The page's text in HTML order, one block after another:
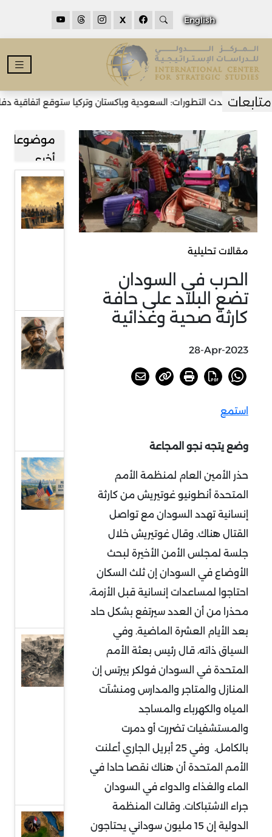
English
X
أحدث التطورات: السعودية وباكستان وتركيا ستوقع اتفاقية دفاع
مقالات تحليلية
الحرب في السودان
تضع البلاد على حافة
كارثة صحية وغذائية
28-Apr-2023
استمع
وضع يتجه نجو المجاعة
حذر الأمين العام لمنظمة الأمم
المتحدة أنطونيو غوتيريش من كارثة
إنسانية تهدد السودان مع تواصل
القتال هناك. وقال غوتيريش خلال
جلسة لمجلس الأمن الأخيرة لبحث
الأوضاع في السودان إن ثلث السكان
احتاجوا لمساعدات إنسانية قبل الأزمة،
محذرا من أن العدد سيرتفع بشكل حاد
بعد الأيام العشرة الماضية. وفي
السياق ذاته، قال رئيس بعثة الأمم
المتحدة في السودان فولكر بيرتس إن
المنازل والمتاجر والمدارس ومنشآت
المياه والكهرباء والمساجد
والمستشفيات تضررت أو دمرت
بالكامل. وفي 25 أبريل الجاري أعلنت
الأمم المتحدة أن هناك نقصا حادا في
الماء والغذاء والدواء في السودان
جراء الاشتباكات. وقالت المنظمة
الدولية إن 15 مليون سوداني يحتاجون
موضوعات
أخرى
قراءة في
صعود
حركة
إفريقيا
السودان
الحديث
عن
الردع
النووي
إلى
واجهة
السياسة
الدولية
حماس
غزة..
من
أجل
البقاء
السودان